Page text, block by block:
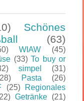
Schönes
(63)
WIAW
(45)
(33) To buy or
simpel
(31)
Pasta
(26)
(25)
Regionales
Getränke (21)